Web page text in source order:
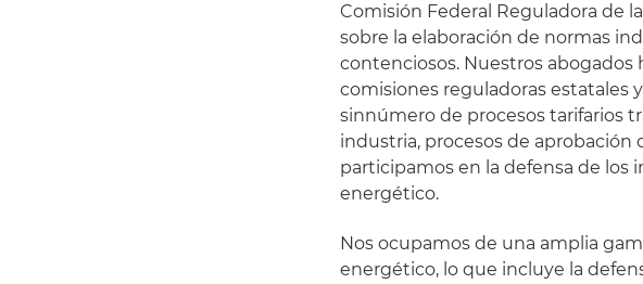
Comisión Federal Reguladora de
sobre la elaboración de normas
contenciosos. Nuestros
comisiones reguladoras estatales
sinnúmero de procesos tarifarios
industria, procesos de aprobación
participamos en la defensa de los
energético.
Nos ocupamos de una amplia
energético, lo que incluye la